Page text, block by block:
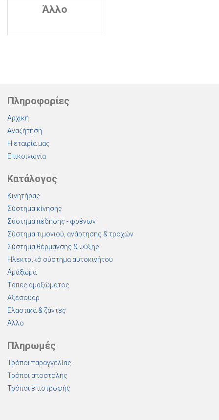
Άλλο
Πληροφορίες
Αρχική
Αναζήτηση
Η εταιρία μας
Επικοινωνία
Κατάλογος
Κινητήρας
Σύστημα κίνησης
Σύστημα πέδησης - φρένων
Σύστημα τιμονιού, ανάρτησης & τροχών
Σύστημα θέρμανσης & ψύξης
Ηλεκτρικό σύστημα αυτοκινήτου
Αμάξωμα
Τάπες αμαξώματος
Αξεσουάρ
Ελαστικά & ζάντες
Άλλο
Πληρωμές
Τρόποι παραγγελίας
Τρόποι αποστολής
Τρόποι επιστροφής